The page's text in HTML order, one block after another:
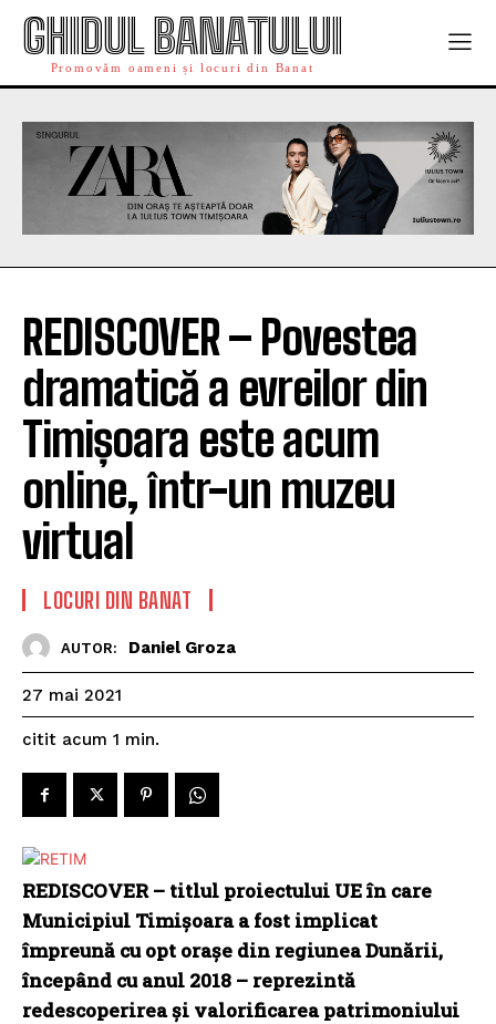
GHIDUL BANATULUI
Promovăm oameni și locuri din Banat
REDISCOVER – Povestea
dramatică a evreilor din
Timișoara este acum
online, într-un muzeu
virtual
LOCURI DIN BANAT
AUTOR: Daniel Groza
27 mai 2021
citit acum 1 min.
REDISCOVER – titlul proiectului UE în care
Municipiul Timișoara a fost implicat
împreună cu opt orașe din regiunea Dunării,
începând cu anul 2018 – reprezintă
redescoperirea și valorificarea patrimoniului